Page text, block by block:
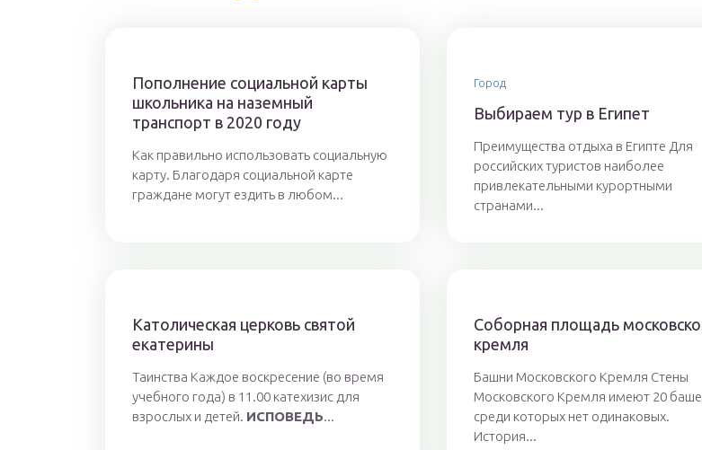
Пополнение социальной карты
школьника на наземный
транспорт в 2020 году
Как правильно использовать социальную
карту. Благодаря социальной карте
граждане могут ездить в любом...
Город
Выбираем тур в Египет
Преимущества отдыха в Египте Для
российских туристов наиболее
привлекательными курортными
странами...
Католическая церковь святой
екатерины
Таинства Каждое воскресение (во время
учебного года) в 11.00 катехизис для
взрослых и детей. ИСПОВЕДЬ...
Соборная площадь
кремля
Башни Московского Кремля Стены
Московского Кремля имеют 20
среди которых нет одинаковых.
История...